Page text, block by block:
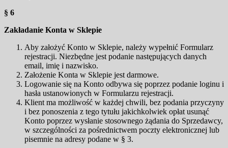
§ 6
Zakładanie Konta w Sklepie
Aby założyć Konto w Sklepie, należy wypełnić Formularz
rejestracji. Niezbędne jest podanie następujących danych
email, imię i nazwisko.
Założenie Konta w Sklepie jest darmowe.
Logowanie się na Konto odbywa się poprzez podanie loginu i
hasła ustanowionych w Formularzu rejestracji.
Klient ma możliwość w każdej chwili, bez podania przyczyny
i bez ponoszenia z tego tytułu jakichkolwiek opłat usunąć
Konto poprzez wysłanie stosownego żądania do Sprzedawcy,
w szczególności za pośrednictwem poczty elektronicznej lub
pisemnie na adresy podane w § 3.